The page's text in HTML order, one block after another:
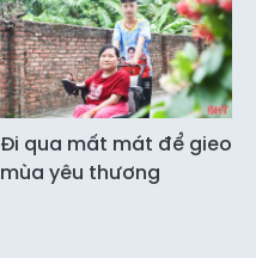
Đi qua mất mát để gieo
mùa yêu thương